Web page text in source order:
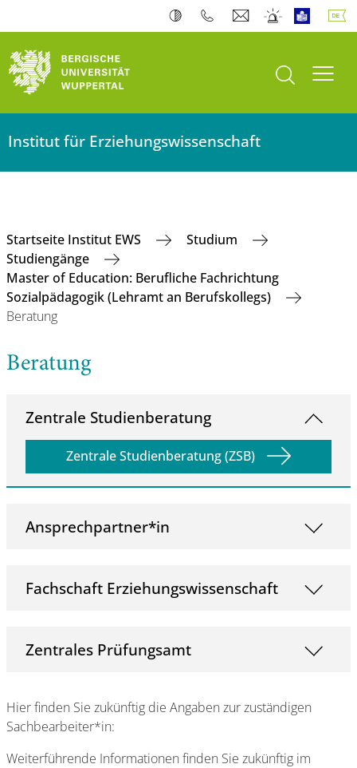
Suche öffnen
Institut für Erziehungswissenschaft
Startseite Institut EWS
Studium
Studiengänge
Master of Education: Berufliche Fachrichtung
Sozialpädagogik (Lehramt an Berufskollegs)
Beratung
Beratung
Zentrale Studienberatung
Zentrale Studienberatung (ZSB)
Ansprechpartner*in
Fachschaft Erziehungswissenschaft
Zentrales Prüfungsamt
Hier finden Sie zukünftig die Angaben zur zuständigen
Sachbearbeiter*in:
Weiterführende Informationen finden Sie zukünftig im